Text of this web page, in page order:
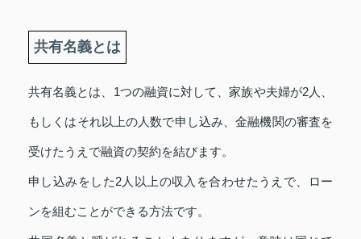
共有名義とは
共有名義とは、1つの融資に対して、家族や夫婦が2人、
もしくはそれ以上の人数で申し込み、金融機関の審査を
受けたうえで融資の契約を結びます。
申し込みをした2人以上の収入を合わせたうえで、ロー
ンを組むことができる方法です。